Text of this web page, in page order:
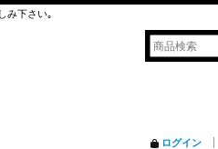
み下さい｡
ログイン